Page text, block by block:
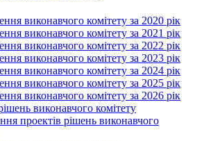
виконавчого комітету за 2020 рік
виконавчого комітету за 2021 рік
виконавчого комітету за 2022 рік
виконавчого комітету за 2023 рік
виконавчого комітету за 2024 рік
виконавчого комітету за 2025 рік
виконавчого комітету за 2026 рік
виконавчого комітету
проектів рішень виконавчого